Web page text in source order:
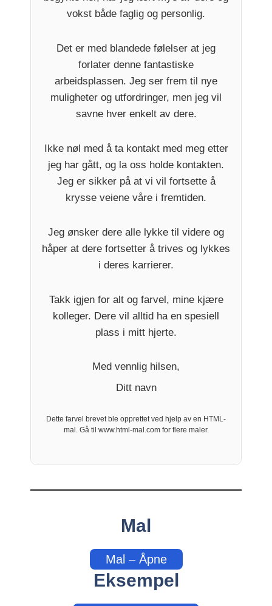
vokst både faglig og personlig.
Det er med blandede følelser at jeg
forlater denne fantastiske
arbeidsplassen. Jeg ser frem til nye
muligheter og utfordringer, men jeg vil
savne hver enkelt av dere.
Ikke nøl med å ta kontakt med meg etter
jeg har gått, og la oss holde kontakten.
Jeg er sikker på at vi vil fortsette å
krysse veiene våre i fremtiden.
Jeg ønsker dere alle lykke til videre og
håper at dere fortsetter å trives og lykkes
i deres karrierer.
Takk igjen for alt og farvel, mine kjære
kolleger. Dere vil alltid ha en spesiell
plass i mitt hjerte.
Med vennlig hilsen,
Ditt navn
Dette farvel brevet ble opprettet ved hjelp av en HTML-
mal. Gå til www.html-mal.com for flere maler.
Mal
Mal – Åpne
Eksempel